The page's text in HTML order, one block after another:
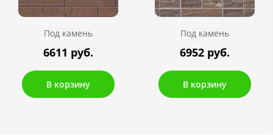
Под камень
6611 руб.
В корзину
Под камень
6952 руб.
В корзину